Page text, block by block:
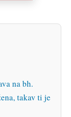
na bh.
takav ti je